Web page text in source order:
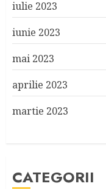
iulie 2023
iunie 2023
mai 2023
aprilie 2023
martie 2023
CATEGORII